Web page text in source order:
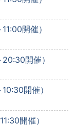
開催）
開催）
開催）
開催）